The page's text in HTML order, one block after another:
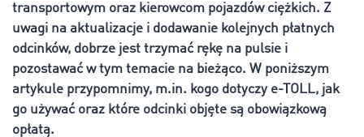
transportowym oraz kierowcom pojazdów ciężkich. Z
uwagi na aktualizacje i dodawanie kolejnych płatnych
odcinków, dobrze jest trzymać rękę na pulsie i
pozostawać w tym temacie na bieżąco. W poniższym
artykule przypomnimy, m.in. kogo dotyczy e-TOLL, jak
go używać oraz które odcinki objęte są obowiązkową
opłatą.